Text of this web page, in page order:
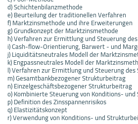
d) Schichtenbilanzmethode
e) Beurteilung der traditionellen Verfahren
f) Marktzinsmethode und ihre Erweiterungen
g) Grundkonzept der Marktzinsmethode
h) Verfahren zur Ermittlung und Steuerung
i) Cash-flow-Orientierung, Barwert - und
j) Liquiditätsneutrales Modell der
k) Engpassneutrales Modell der
l) Verfahren zur Ermittlung und Steuerung
m) Gesamtbankbezogener Strukturbeitrag
n) Einzelgeschäftsbezogener Strukturbeitrag
o) Kombinierte Steuerung von Konditions-
p) Definition des Zinsspannenrisikos
q) Elastizitätskonzept
r) Verwendung von Konditions- und